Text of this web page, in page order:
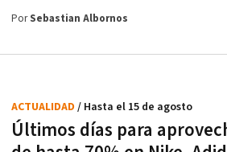
PorSebastian Albornos
Últimos días para
ACTUALIDAD / Hasta el 15 de agosto